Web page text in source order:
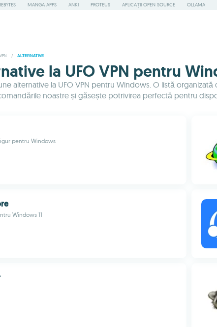
MANGA APPS ANKI PROTEUS APLICAȚII OPEN SOURCE OLLAMA
/ ALTERNATIVE
la UFO VPN pentru
alternative la UFO VPN pentru Windows. O listă
noastre și găsește potrivirea perfectă pentru
pentru Windows
Windows 11